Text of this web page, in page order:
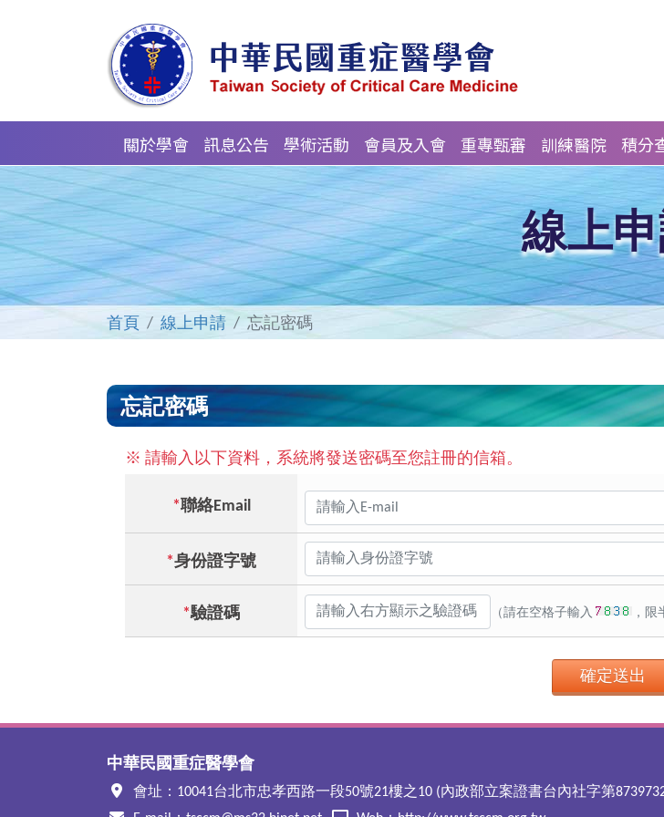
關於學會 訊息公告 學術活動 會員及入會 重專甄審 訓練醫院 積分
線上
首頁 線上申請 忘記密碼
忘記密碼
※ 請輸入以下資料，系統將發送密碼至您註冊的信箱。
*聯絡Email
*身份證字號
*驗證碼 （請在空格子輸入 ，限
確定送出
中華民國重症醫學會
會址：10041台北市忠孝西路一段50號21樓之10 (內政部立案證書台內社字第